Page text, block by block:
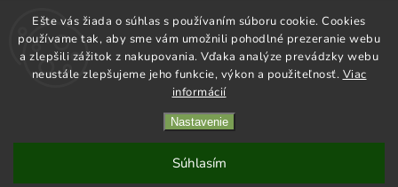
Ešte vás žiada o súhlas s používaním súboru cookie. Cookies
používame tak, aby sme vám umožnili pohodlné prezeranie webu
a zlepšili zážitok z nakupovania. Vďaka analýze prevádzky webu
neustále zlepšujeme jeho funkcie, výkon a použiteľnosť. Viac
informácií
Nastavenie
Súhlasím
info@jeztomarket.cz
Shoptet | Design